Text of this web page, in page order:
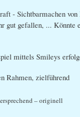
- Sichtbarmachen
gut gefallen, ...
mittels Smileys
Rahmen, zielführend
– originell